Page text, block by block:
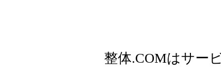
整体.COMはサー